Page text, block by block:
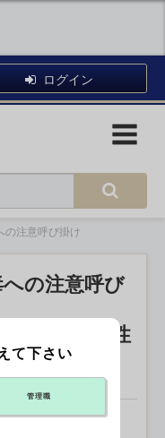
ログイン
の注意呼び掛け
の注意呼び
人にも危険性
ポスト
て下さい
管理職